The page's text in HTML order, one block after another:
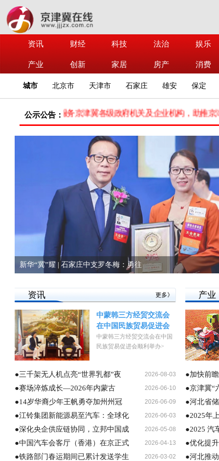
资讯 财经 科技 法治 娱乐
产业 创新 家居 房产 消费
城市 北京市 天津市 石家庄 雄安 保定
公示公告：
在服务京津冀各级政府机关及企业机构，助推京津冀各
新华“冀”耀 | 石家庄中支罗冬梅：勇往
资讯 更多》
中蒙韩三方经贸交流会
在中国民族贸易促进会
中蒙韩三方经贸交流会在中国
民族贸易促进会顺利举办>
●三千架无人机点亮“世界乳都”夜 2026-08-03
●赛场淬炼成长—2026年内蒙古 2026-06-10
●14岁华裔少年王帆勇夺加州州冠 2026-06-09
●江铃集团新能源易至汽车：全球化 2026-06-03
●深化央企供应链协同，立邦中国成 2026-05-08
●中国汽车会客厅（香港）在京正式 2026-04-13
●铁路部门春运期间已累计发送学生 2026-03-02
产业
●加快前
●京津冀“
●河北省
●2025年
●2025 汽
●优化提
●河北推